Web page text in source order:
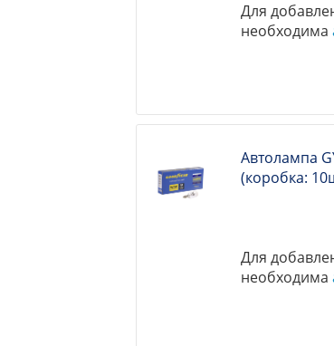
Для
необходима
Автолампа
(коробка:
Для
необходима